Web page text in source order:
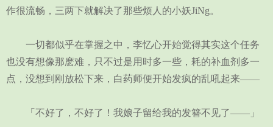
作很流畅，三两下就解决了那些烦人的小妖JiNg。
一切都似乎在掌握之中，李忆心开始觉得其实这个任务
也没有想像那麽难，只不过是用时多一些，耗的补血剂多一
点，没想到刚放松下来，白药师便开始发疯的乱吼起来——
「不好了，不好了！我娘子留给我的发簪不见了——」